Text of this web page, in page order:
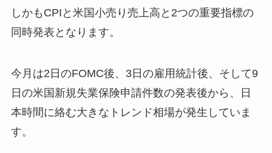
しかもCPIと米国小売り売上高と2つの重要指標の
同時発表となります。
今月は2日のFOMC後、3日の雇用統計後、そして9
日の米国新規失業保険申請件数の発表後から、日
本時間に絡む大きなトレンド相場が発生していま
す。